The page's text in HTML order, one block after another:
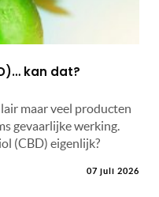
kan dat?
maar veel producten
gevaarlijke werking.
(CBD) eigenlijk?
07 juli 2026